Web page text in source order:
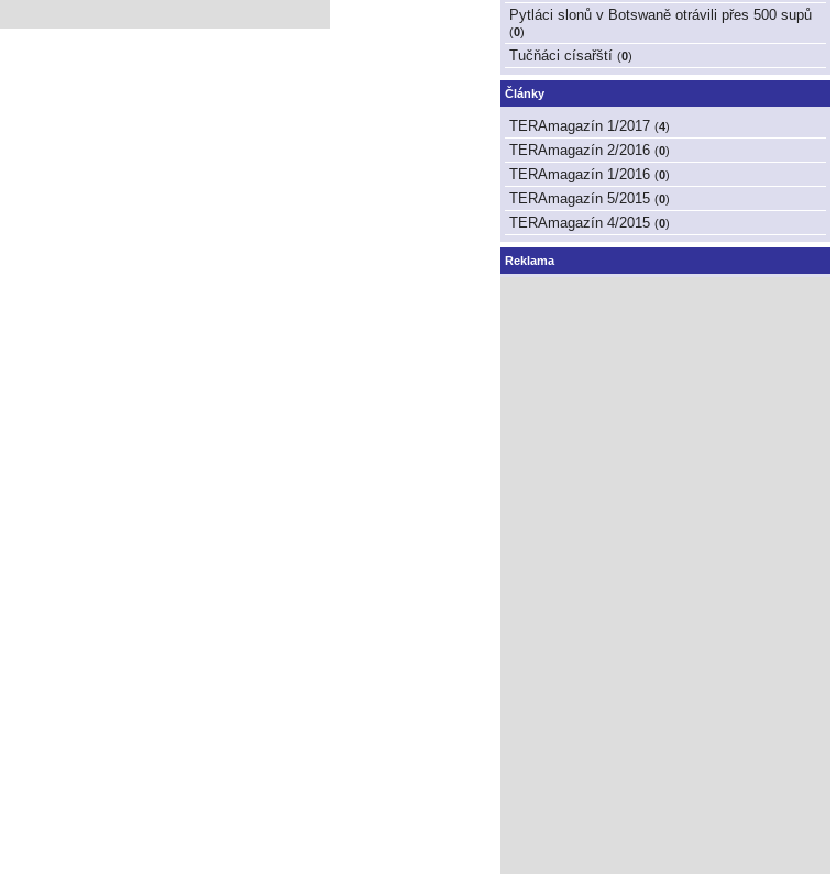
Pytláci slonů v Botswaně otrávili přes 500 supů
(0)
Tučňáci císařští (0)
Články
TERAmagazín 1/2017 (4)
TERAmagazín 2/2016 (0)
TERAmagazín 1/2016 (0)
TERAmagazín 5/2015 (0)
TERAmagazín 4/2015 (0)
Reklama